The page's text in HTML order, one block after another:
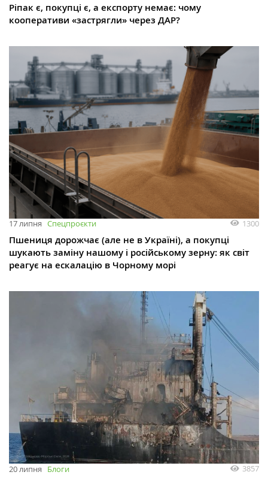
Ріпак є, покупці є, а експорту немає: чому
кооперативи «застрягли» через ДАР?
17 липня Спецпроєкти 1300
Пшениця дорожчає (але не в Україні), а покупці
шукають заміну нашому і російському зерну: як світ
реагує на ескалацію в Чорному морі
20 липня Блоги 3857